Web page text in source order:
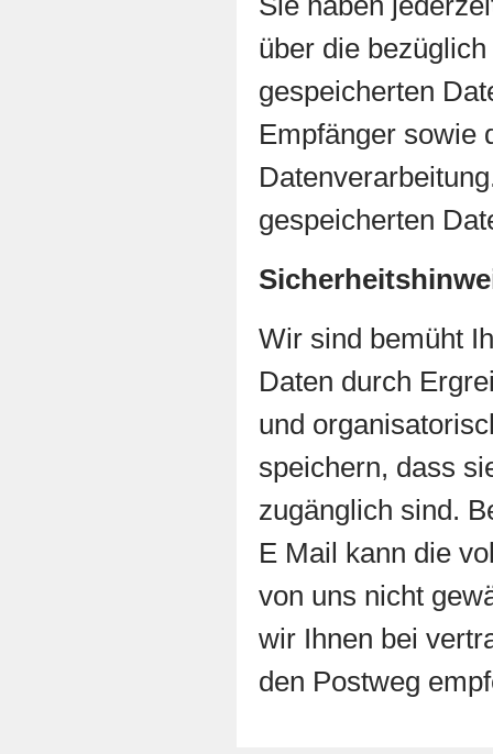
über die
gespeicherten
Empfänger sowie
gespeicherten
Wir sind bemüht
Daten durch
und
speichern, dass
zugänglich sind.
E Mail kann die
von uns nicht
wir Ihnen bei
den Postweg